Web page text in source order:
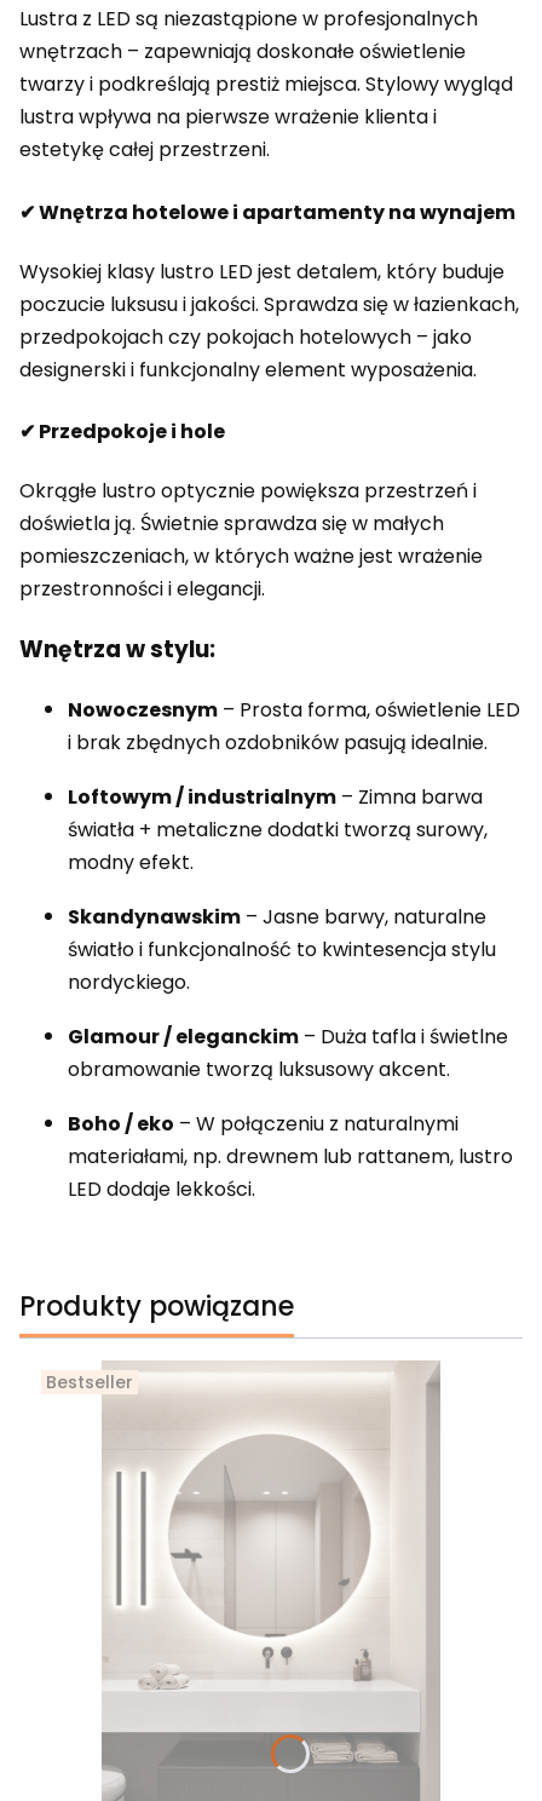
Lustra z LED są niezastąpione w profesjonalnych
wnętrzach – zapewniają doskonałe oświetlenie
twarzy i podkreślają prestiż miejsca. Stylowy wygląd
lustra wpływa na pierwsze wrażenie klienta i
estetykę całej przestrzeni.
✔ Wnętrza hotelowe i apartamenty na wynajem
Wysokiej klasy lustro LED jest detalem, który buduje
poczucie luksusu i jakości. Sprawdza się w łazienkach,
przedpokojach czy pokojach hotelowych – jako
designerski i funkcjonalny element wyposażenia.
✔ Przedpokoje i hole
Okrągłe lustro optycznie powiększa przestrzeń i
doświetla ją. Świetnie sprawdza się w małych
pomieszczeniach, w których ważne jest wrażenie
przestronności i elegancji.
Wnętrza w stylu:
Nowoczesnym – Prosta forma, oświetlenie LED
i brak zbędnych ozdobników pasują idealnie.
Loftowym / industrialnym – Zimna barwa
światła + metaliczne dodatki tworzą surowy,
modny efekt.
Skandynawskim – Jasne barwy, naturalne
światło i funkcjonalność to kwintesencja stylu
nordyckiego.
Glamour / eleganckim – Duża tafla i świetlne
obramowanie tworzą luksusowy akcent.
Boho / eko – W połączeniu z naturalnymi
materiałami, np. drewnem lub rattanem, lustro
LED dodaje lekkości.
Produkty powiązane
Bestseller